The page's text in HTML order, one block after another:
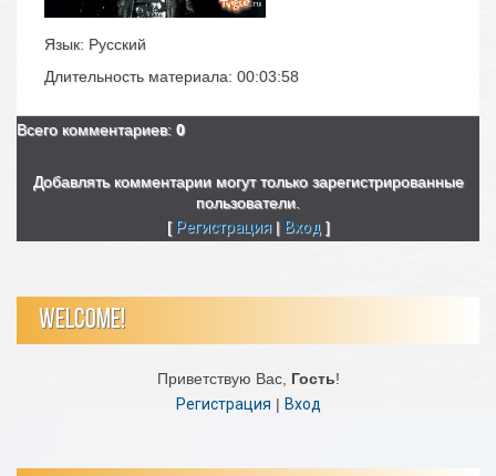
Язык: Русский
Длительность материала: 00:03:58
Всего комментариев: 0
Добавлять комментарии могут только зарегистрированные
пользователи.
[ Регистрация| Вход ]
WELCOME!
Приветствую Вас, Гость!
Регистрация | Вход